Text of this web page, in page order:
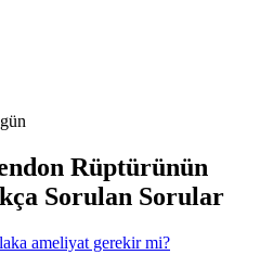
Rüptürünün
Sorulan Sorular
ameliyat gerekir mi?